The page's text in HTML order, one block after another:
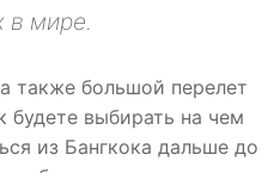
в мире.
также большой перелет
будете выбирать на чем
из Бангкока дальше до